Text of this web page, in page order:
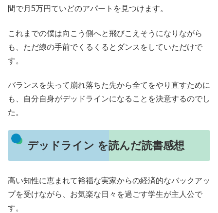
間で月5万円ていどのアパートを見つけます。
これまでの僕は向こう側へと飛びこえそうになりながら
も、ただ線の手前でくるくるとダンスをしていただけで
す。
バランスを失って崩れ落ちた先から全てをやり直すために
も、自分自身がデッドラインになることを決意するのでし
た。
デッドライン を読んだ読書感想
高い知性に恵まれて裕福な実家からの経済的なバックアッ
プを受けながら、お気楽な日々を過ごす学生が主人公で
す。